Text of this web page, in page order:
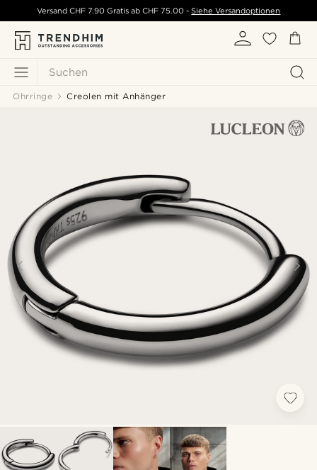
Suchen
Versand CHF 7.90 Gratis ab CHF 75.00 - Siehe Versandoptionen
Ohrringe Creolen mit Anhänger